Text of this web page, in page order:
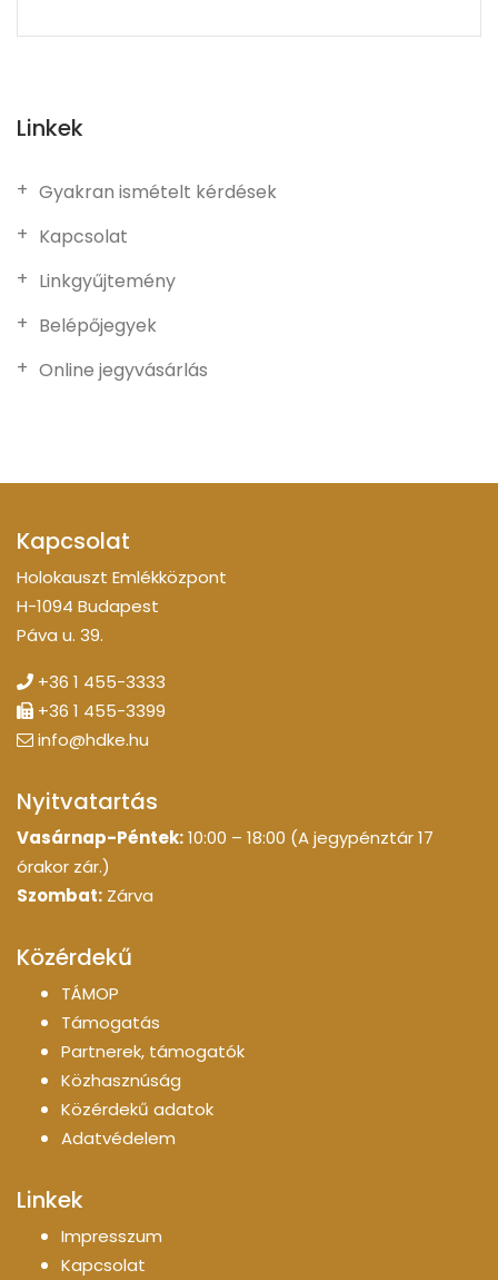
Linkek
Gyakran ismételt kérdések
Kapcsolat
Linkgyűjtemény
Belépőjegyek
Online jegyvásárlás
Kapcsolat
Holokauszt Emlékközpont
H-1094 Budapest
Páva u. 39.
+36 1 455-3333
+36 1 455-3399
info@hdke.hu
Nyitvatartás
Vasárnap-Péntek:10:00 – 18:00 (A jegypénztár 17
órakor zár.)
Szombat: Zárva
Közérdekű
TÁMOP
Támogatás
Partnerek, támogatók
Közhasznúság
Közérdekű adatok
Adatvédelem
Linkek
Impresszum
Kapcsolat